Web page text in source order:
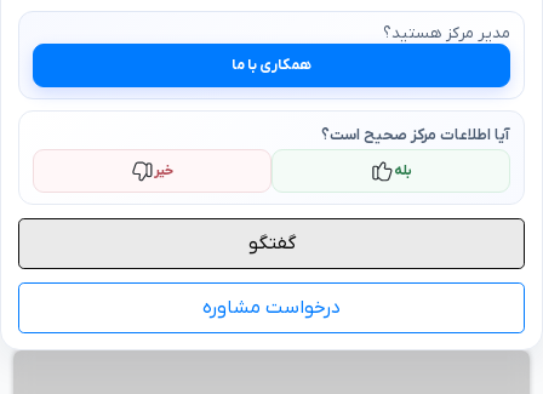
مدیر مرکز هستید؟
همکاری با ما
آیا اطلاعات مرکز صحیح است؟
بله خیر
گفتگو
درخواست مشاوره